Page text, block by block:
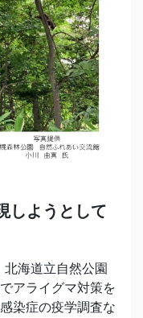
しようとして
海道立自然公園
アライグマ対策を
染症の疫学調査な